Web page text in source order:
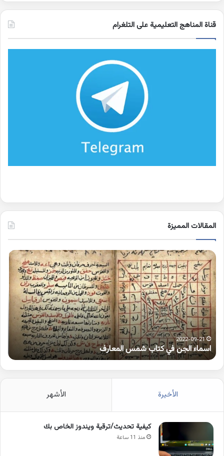
قناة المناهج التعليمية على التلغرام
المقالات المميزة
اسماء
الجن
في
كتاب
شمس
المعارف
2022-09-21
اسماء الجن في كتاب شمس المعارف
الأخيرة الأشهر
كيفية تحديث/ترقية ويندوز الخاص بك
منذ 11 ساعة